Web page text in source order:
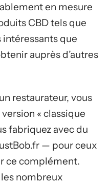
en mesure
CBD tels que
intéressants que
auprès d’autres
restaurateur, vous
« classique
fabriquez avec du
— pour ceux
ce complément.
les nombreux